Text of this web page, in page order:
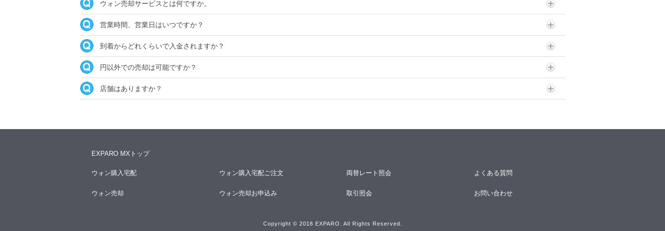
ウォン売却サービスとは何ですか。
営業時間、営業日はいつですか？
到着からどれくらいで入金されますか？
円以外での売却は可能ですか？
店舗はありますか？
EXPARO MXトップ
ウォン購入宅配 ウォン購入宅配ご注文 両替レート照会 よくある質問
ウォン売却 ウォン売却お申込み 取引照会 お問い合わせ
Copyright © 2018 EXPARO. All Rights Reserved.